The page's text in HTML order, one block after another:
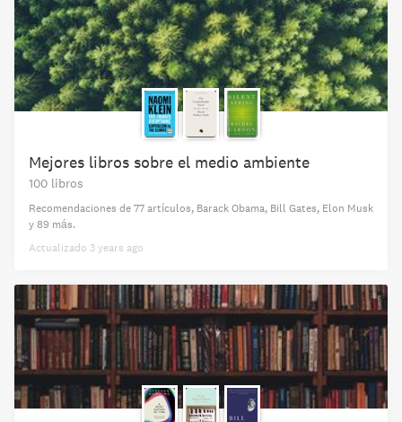
Mejores libros sobre el medio ambiente
100 libros
Recomendaciones de 77 artículos, Barack Obama, Bill Gates, Elon Musk
y 89 más.
Actualizado 3 years ago